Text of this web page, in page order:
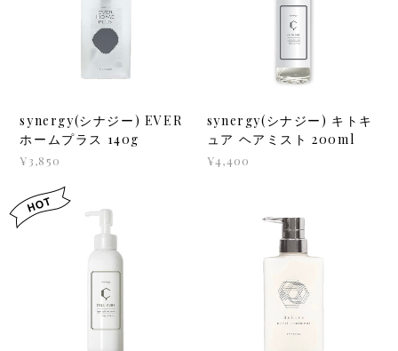
synergy(シナジー) EVER
ホームプラス 140g
¥3,850
synergy(シナジー) キトキ
ュア ヘアミスト 200ml
¥4,400